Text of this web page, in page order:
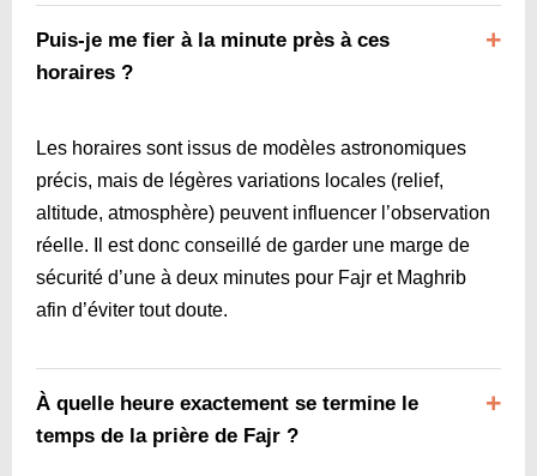
Puis-je me fier à la minute près à ces
horaires ?
Les horaires sont issus de modèles astronomiques
précis, mais de légères variations locales (relief,
altitude, atmosphère) peuvent influencer l’observation
réelle. Il est donc conseillé de garder une marge de
sécurité d’une à deux minutes pour Fajr et Maghrib
afin d’éviter tout doute.
À quelle heure exactement se termine le
temps de la prière de Fajr ?